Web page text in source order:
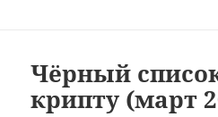
Чёрный
крипту (март